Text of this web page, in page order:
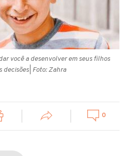
você a desenvolver em seus filhos
decisões| Foto: Zahra
0